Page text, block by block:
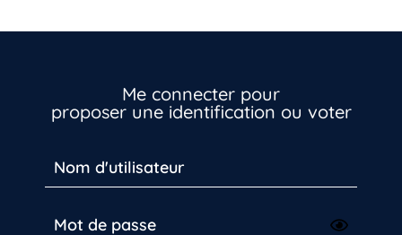
Me connecter pour
proposer une identification ou voter
Inscrivez-vous dès maintenant